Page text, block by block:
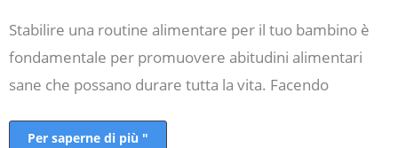
Stabilire una routine alimentare per il tuo bambino è
fondamentale per promuovere abitudini alimentari
sane che possano durare tutta la vita. Facendo
Per saperne di più "